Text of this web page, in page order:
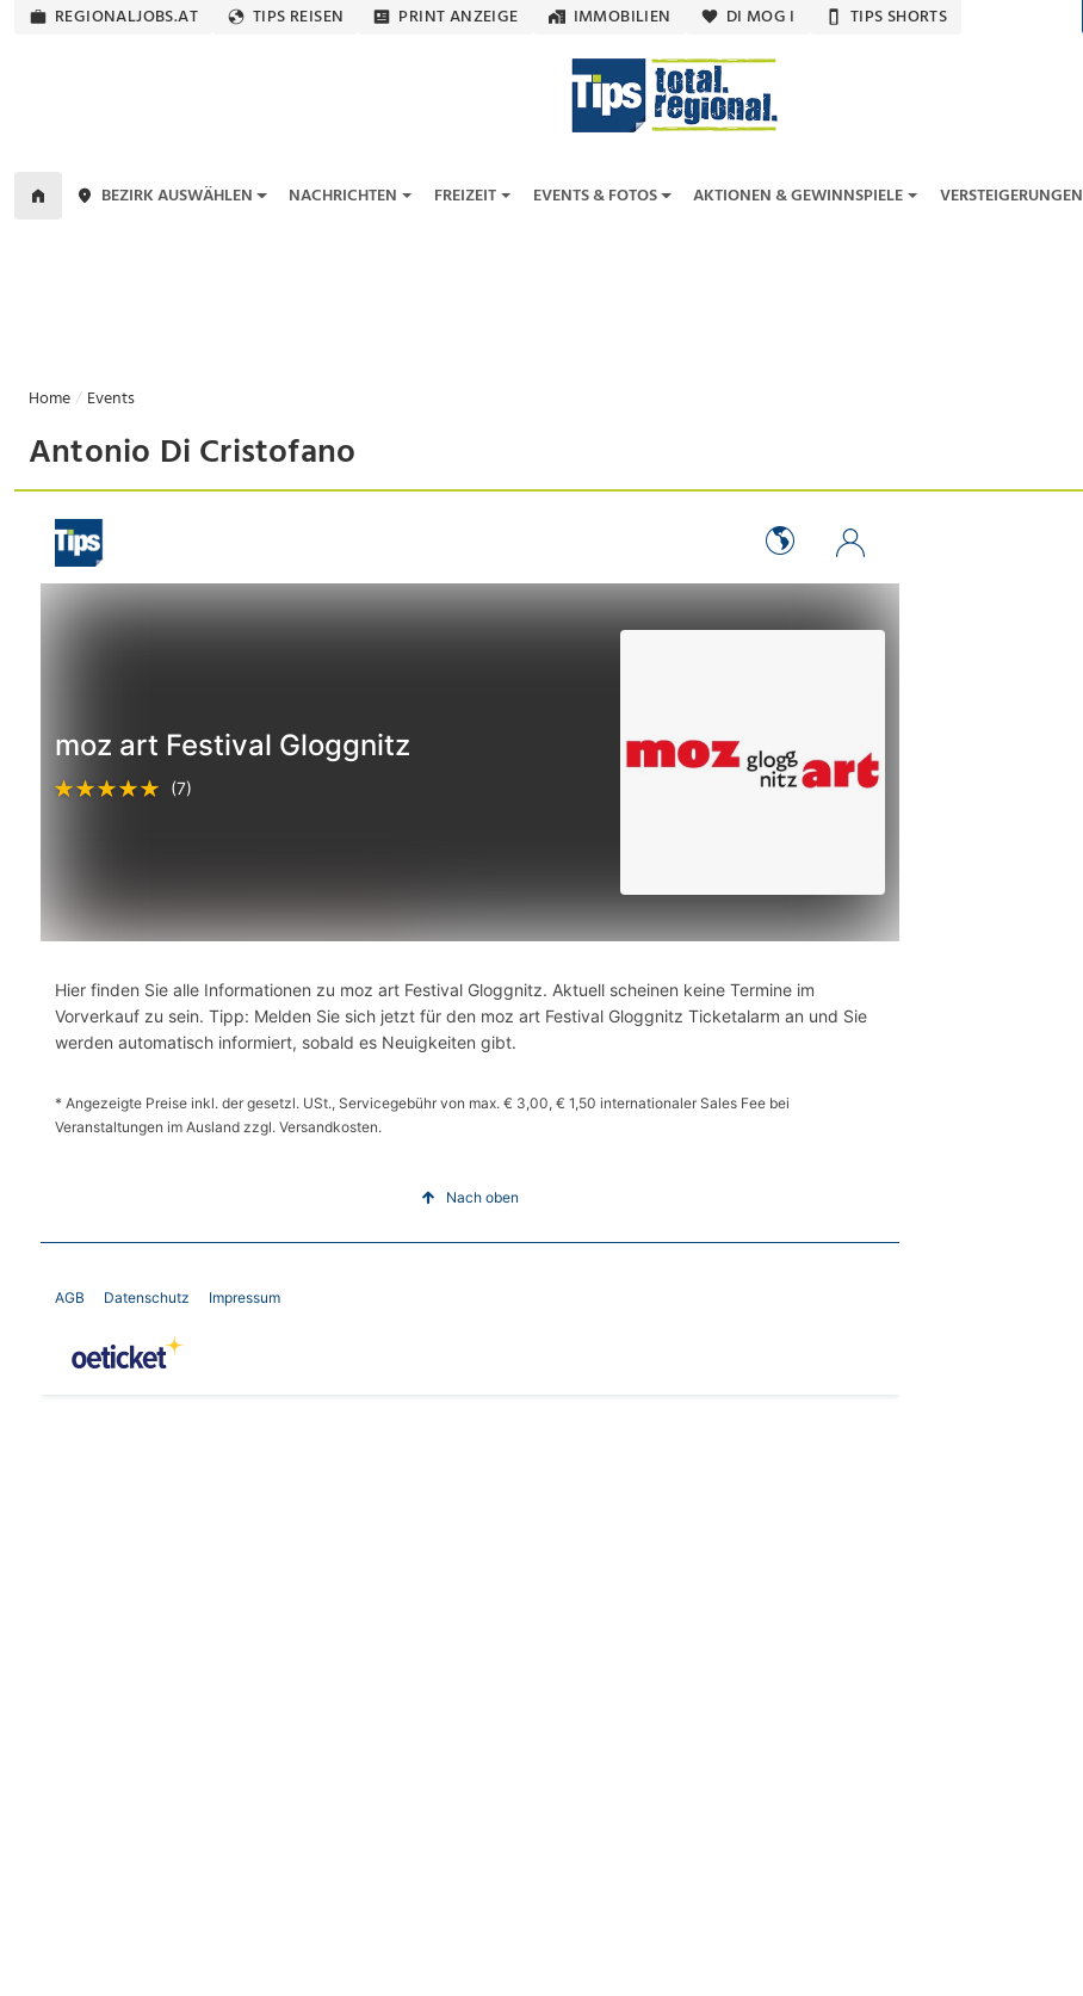
REGIONALJOBS.AT TIPS REISEN PRINT ANZEIGE IMMOBILIEN DI MOG I TIPS SHORTS
BEZIRK AUSWÄHLEN NACHRICHTEN FREIZEIT EVENTS & FOTOS AKTIONEN & GEWINNSPIELE VERSTEIGERUNGEN
Home Events
Antonio Di Cristofano